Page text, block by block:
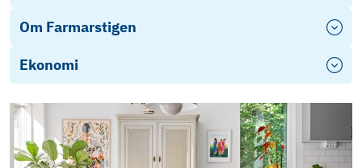
Om Farmarstigen
Ekonomi